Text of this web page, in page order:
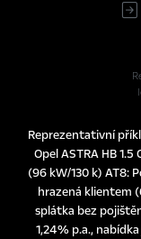
Reprezentativní
Opel ASTRA HB
(96 kW/130 k) AT8:
hrazená klientem
splátka bez
1,24% p.a.,